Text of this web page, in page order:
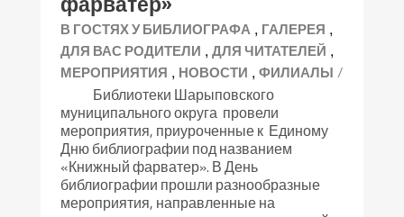
В ГОСТЯХ У БИБЛИОГРАФА , ГАЛЕРЕЯ ,
ДЛЯ ВАС РОДИТЕЛИ ,ДЛЯ ЧИТАТЕЛЕЙ ,
МЕРОПРИЯТИЯ , НОВОСТИ ,ФИЛИАЛЫ /
Библиотеки Шарыповского
муниципального округа провели
мероприятия, приуроченные к Единому
Дню библиографии под названием
«Книжный фарватер». В День
библиографии прошли разнообразные
мероприятия, направленные на